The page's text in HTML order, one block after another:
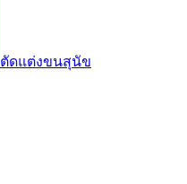
ตัดแต่งขนสุนัข